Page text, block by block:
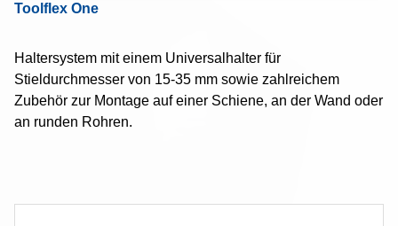
Toolflex One
Haltersystem mit einem Universalhalter für
Stieldurchmesser von 15-35 mm sowie zahlreichem
Zubehör zur Montage auf einer Schiene, an der Wand oder
an runden Rohren.